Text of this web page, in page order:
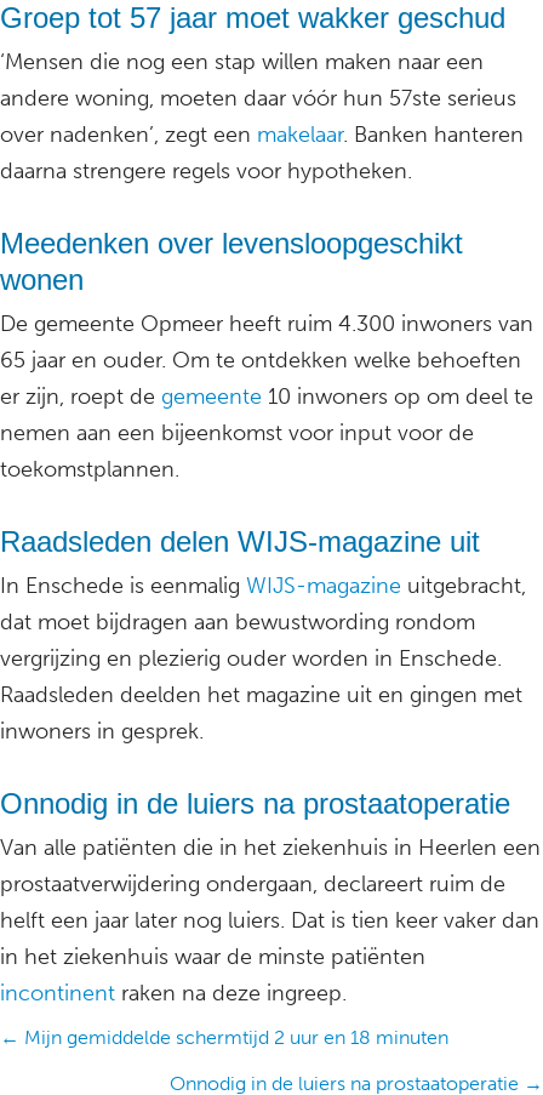
Groep tot 57 jaar moet wakker geschud
‘Mensen die nog een stap willen maken naar een
andere woning, moeten daar vóór hun 57ste serieus
over nadenken’, zegt een makelaar. Banken hanteren
daarna strengere regels voor hypotheken.
Meedenken over levensloopgeschikt
wonen
De gemeente Opmeer heeft ruim 4.300 inwoners van
65 jaar en ouder. Om te ontdekken welke behoeften
er zijn, roept de gemeente 10 inwoners op om deel te
nemen aan een bijeenkomst voor input voor de
toekomstplannen.
Raadsleden delen WIJS-magazine uit
In Enschede is eenmalig WIJS-magazine uitgebracht,
dat moet bijdragen aan bewustwording rondom
vergrijzing en plezierig ouder worden in Enschede.
Raadsleden deelden het magazine uit en gingen met
inwoners in gesprek.
Onnodig in de luiers na prostaat­operatie
Van alle patiënten die in het ziekenhuis in Heerlen een
prostaatverwijdering ondergaan, declareert ruim de
helft een jaar later nog luiers. Dat is tien keer vaker dan
in het ziekenhuis waar de minste patiënten
incontinent raken na deze ingreep.
Posts
← Mijn gemiddelde schermtijd 2 uur en 18 minuten
Onnodig in de luiers na prostaat­operatie →